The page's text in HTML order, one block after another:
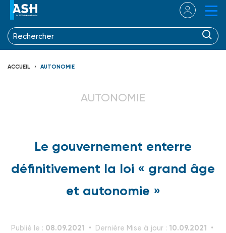
ACCUEIL AUTONOMIE
AUTONOMIE
Le gouvernement enterre
définitivement la loi « grand âge
et autonomie »
Publié le : 08.09.2021 Dernière Mise à jour : 10.09.2021